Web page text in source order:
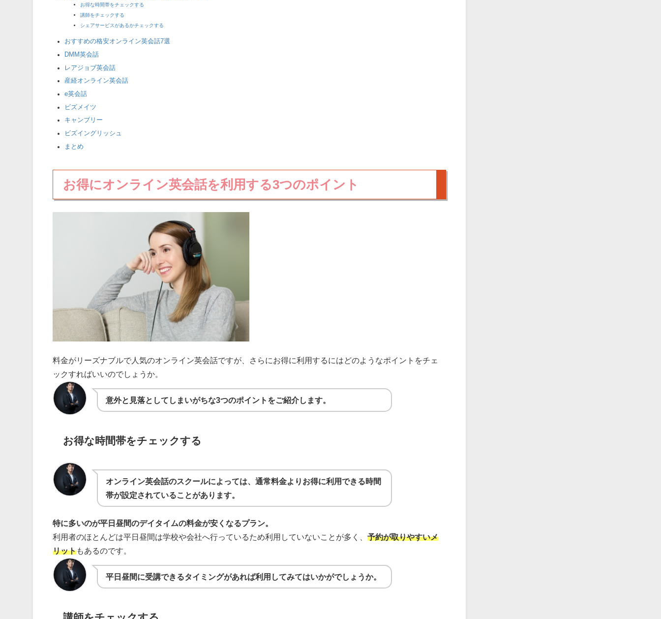
お得な時間帯をチェックする
講師をチェックする
シェアサービスがあるかチェックする
おすすめの格安オンライン英会話7選
DMM英会話
レアジョブ英会話
産経オンライン英会話
e英会話
ビズメイツ
キャンブリー
ビズイングリッシュ
まとめ
お得にオンライン英会話を利用する3つのポイント
料金がリーズナブルで人気のオンライン英会話ですが、さらにお得に利用するにはどのようなポイントをチェ
ックすればいいのでしょうか。
意外と見落としてしまいがちな3つのポイントをご紹介します。
お得な時間帯をチェックする
オンライン英会話のスクールによっては、通常料金よりお得に利用できる時間
帯が設定されていることがあります。
特に多いのが平日昼間のデイタイムの料金が安くなるプラン。
利用者のほとんどは平日昼間は学校や会社へ行っているため利用していないことが多く、予約が取りやすいメ
リットもあるのです。
平日昼間に受講できるタイミングがあれば利用してみてはいかがでしょうか。